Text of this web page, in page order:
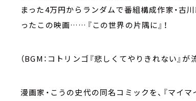
まった4万円からランダムで番組構成作家・古
ったこの映画……『この世界の片隅に』！
（BGM：コトリンゴ『悲しくてやりきれない』が
漫画家・こうの史代の同名コミックを、『マイ